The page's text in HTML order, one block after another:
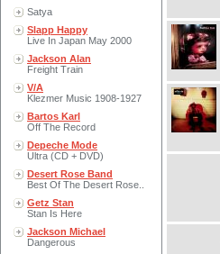
Satya
Slapp Happy
Live In Japan May 2000
Jackson Alan
Freight Train
V/A
Klezmer Music 1908-1927
Bartos Karl
Off The Record
Depeche Mode
Ultra (CD + DVD)
Desert Rose Band
Best Of The Desert Rose..
Getz Stan
Stan Is Here
Jackson Michael
Dangerous